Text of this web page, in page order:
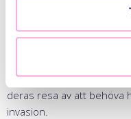
landsmän på detta sätt”,
”Det har även känts
deras resa av att behöva
invasion.